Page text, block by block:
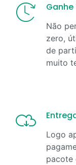
Não
zero,
de
muito
Logo
pacote